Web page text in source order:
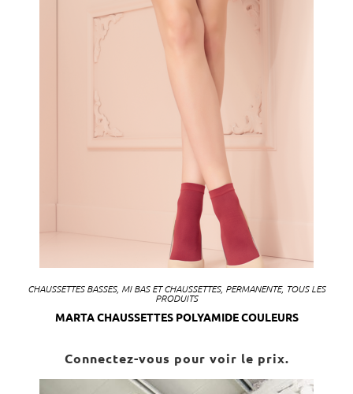
CHAUSSETTES BASSES, MI BAS ET CHAUSSETTES, PERMANENTE, TOUS LES
PRODUITS
MARTA CHAUSSETTES POLYAMIDE COULEURS
Connectez-vous pour voir le prix.